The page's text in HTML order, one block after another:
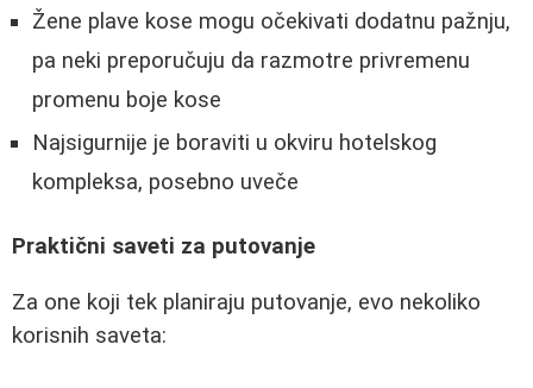
Žene plave kose mogu očekivati dodatnu pažnju,
pa neki preporučuju da razmotre privremenu
promenu boje kose
Najsigurnije je boraviti u okviru hotelskog
kompleksa, posebno uveče
Praktični saveti za putovanje
Za one koji tek planiraju putovanje, evo nekoliko
korisnih saveta: